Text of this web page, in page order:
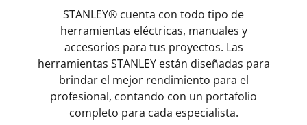
STANLEY® cuenta con todo tipo de
herramientas eléctricas, manuales y
accesorios para tus proyectos. Las
herramientas STANLEY están diseñadas para
brindar el mejor rendimiento para el
profesional, contando con un portafolio
completo para cada especialista.